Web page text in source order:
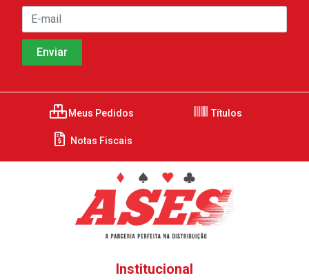
Meus Pedidos Títulos
Notas Fiscais
Institucional